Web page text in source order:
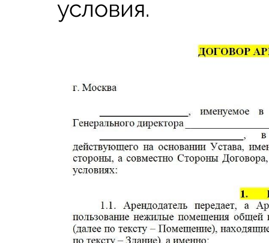
условия.